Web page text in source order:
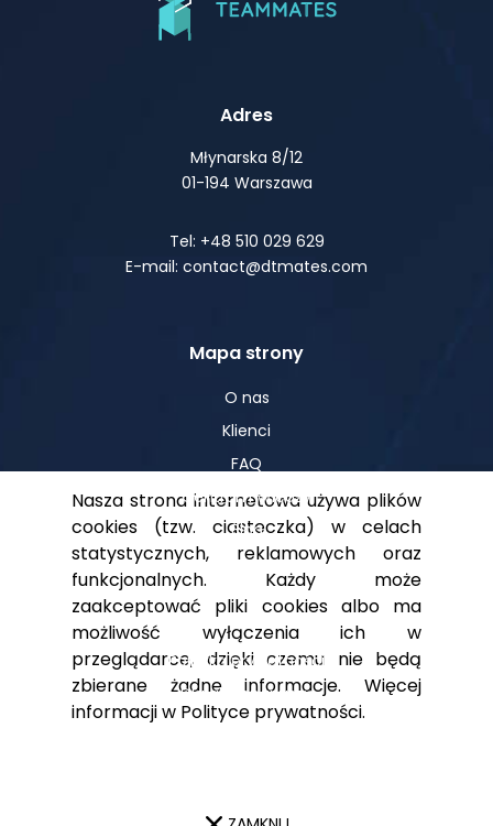
Adres
Młynarska 8/12
01-194 Warszawa
Tel: +48 510 029 629
E-mail: contact@dtmates.com
Mapa strony
O nas
Klienci
FAQ
Centrum Wiedzy
Blog
Pomoc
Polityka prywatności
Dla akcjonariuszy
Kontakt
Nasza strona internetowa używa plików
cookies (tzw. ciasteczka) w celach
statystycznych, reklamowych oraz
funkcjonalnych. Każdy może
zaakceptować pliki cookies albo ma
możliwość wyłączenia ich w
przeglądarce, dzięki czemu nie będą
zbierane żadne informacje. Więcej
informacji w Polityce prywatności.